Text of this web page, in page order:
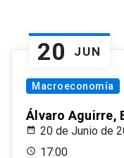
20 JUN
Macroeconomía
Álvaro Aguirre,
20 de Junio de
17:00